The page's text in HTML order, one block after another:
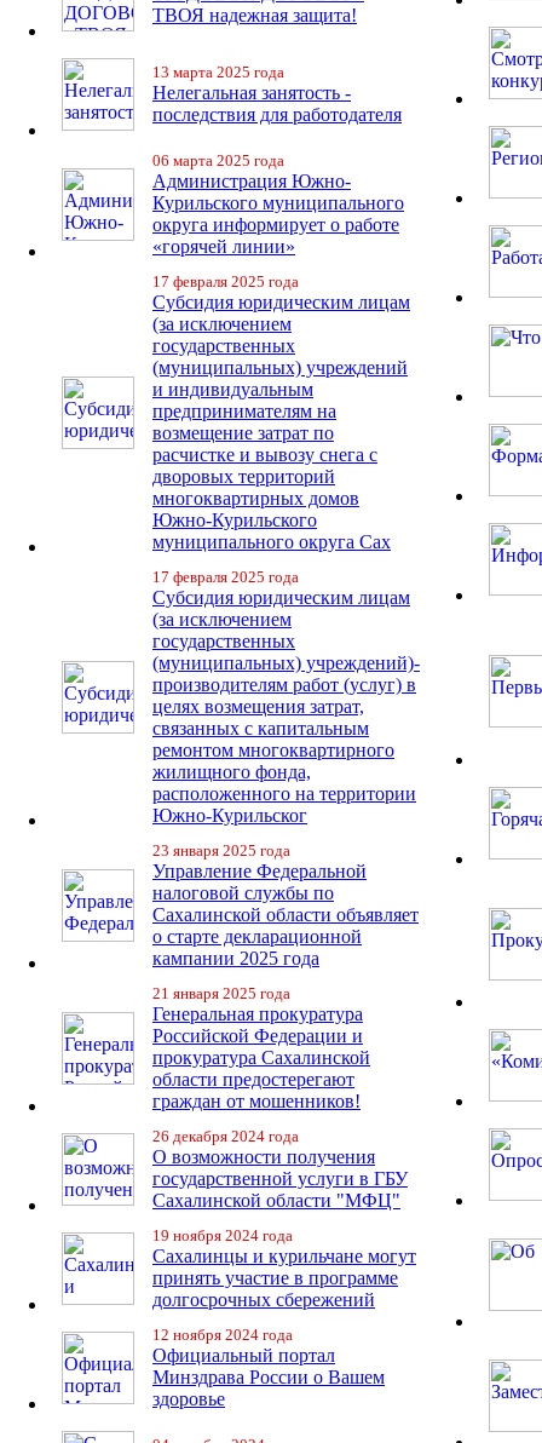
ТВОЯ надежная защита!
13 марта 2025 года
Нелегальная занятость -
последствия для работодателя
06 марта 2025 года
Администрация Южно-
Курильского муниципального
округа информирует о работе
«горячей линии»
17 февраля 2025 года
Субсидия юридическим лицам
(за исключением
государственных
(муниципальных) учреждений
и индивидуальным
предпринимателям на
возмещение затрат по
расчистке и вывозу снега с
дворовых территорий
многоквартирных домов
Южно-Курильского
муниципального округа Сах
17 февраля 2025 года
Субсидия юридическим лицам
(за исключением
государственных
(муниципальных) учреждений)-
производителям работ (услуг) в
целях возмещения затрат,
связанных с капитальным
ремонтом многоквартирного
жилищного фонда,
расположенного на территории
Южно-Курильског
23 января 2025 года
Управление Федеральной
налоговой службы по
Сахалинской области объявляет
о старте декларационной
кампании 2025 года
21 января 2025 года
Генеральная прокуратура
Российской Федерации и
прокуратура Сахалинской
области предостерегают
граждан от мошенников!
26 декабря 2024 года
О возможности получения
государственной услуги в ГБУ
Сахалинской области "МФЦ"
19 ноября 2024 года
Сахалинцы и курильчане могут
принять участие в программе
долгосрочных сбережений
12 ноября 2024 года
Официальный портал
Минздрава России о Вашем
здоровье